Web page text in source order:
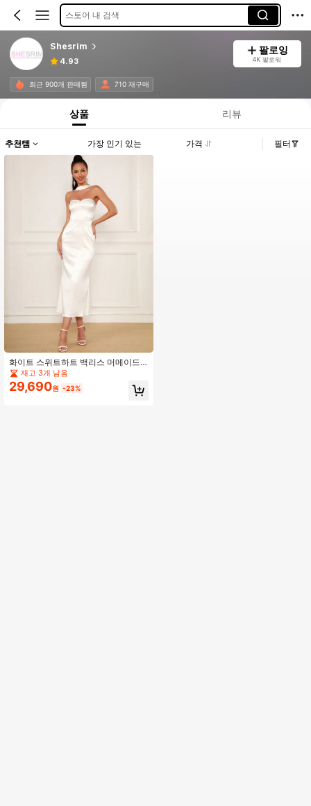
스토어 내 검색
Shesrim
4.93
팔로잉
4K 팔로워
최근 900개 판매됨 710 재구매
상품 리뷰
추천템 가장 인기 있는 가격 필터
화이트 스위트하트 백리스 머메이드
새틴 포멀 드레스, 신부 들러리 드레스
우아한 웨딩
재고 3개 남음
29,690원 -23%